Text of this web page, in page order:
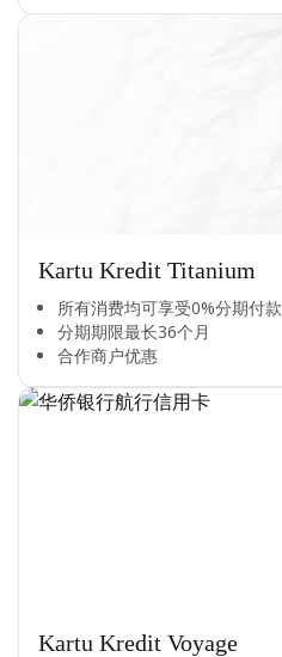
Kartu Kredit Titanium
所有消费均可享受0%分期付款​
分期期限最长36个月​
合作商户优惠​
Kartu Kredit Voyage